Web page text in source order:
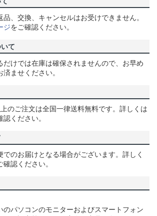
、交換、キャンセルはお受けできません。
ジをご確認ください。
て
だけでは在庫は確保されませんので、お早め
ませください。
のご注文は全国一律送料無料です。詳しくは
認ください。
でのお届けとなる場合がございます。詳しく
確認ください。
のパソコンのモニターおよびスマートフォン